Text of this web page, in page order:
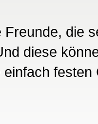
Freunde, die
diese